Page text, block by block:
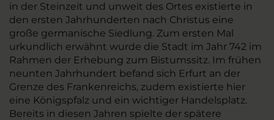
in der Steinzeit und unweit des Ortes existierte in
den ersten Jahrhunderten nach Christus eine
große germanische Siedlung. Zum ersten Mal
urkundlich erwähnt wurde die Stadt im Jahr 742 im
Rahmen der Erhebung zum Bistumssitz. Im frühen
neunten Jahrhundert befand sich Erfurt an der
Grenze des Frankenreichs, zudem existierte hier
eine Königspfalz und ein wichtiger Handelsplatz.
Bereits in diesen Jahren spielte der spätere